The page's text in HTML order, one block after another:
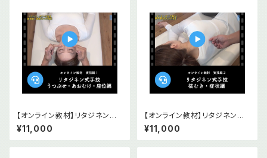
【オンライン教材】リタジネン指
圧 うつぶせ・あおむけ・座位編
¥11,000
【オンライン教材】リタジネン指
圧 横むき・症状編
¥11,000